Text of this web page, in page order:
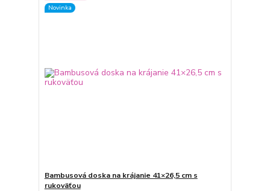
Novinka
Bambusová doska na krájanie 41×26,5 cm s
rukoväťou